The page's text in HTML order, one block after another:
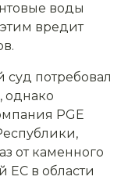
воды
вредит
потребовал
однако
PGE
от каменного
ЕС в области